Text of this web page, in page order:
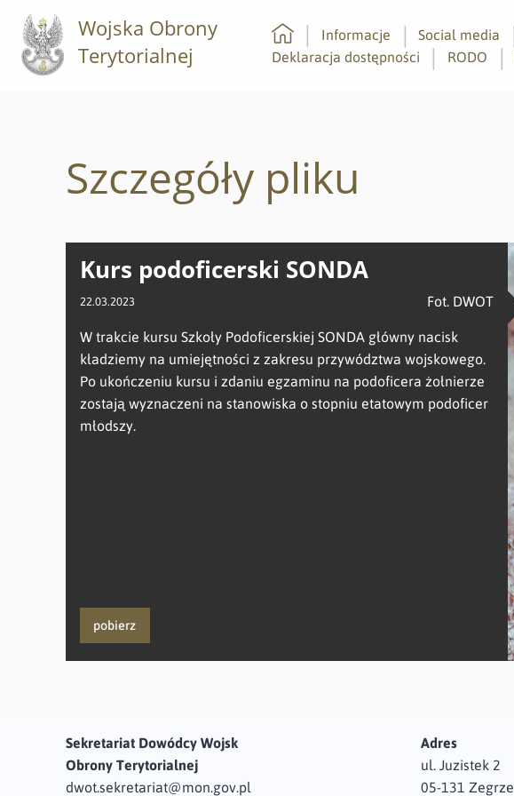
Wojska Obrony
Terytorialnej
Strona główna
Informacje Social media
Deklaracja dostępności
RODO
Szczegóły pliku
Kurs podoficerski SONDA
22.03.2023 Fot. DWOT
W trakcie kursu Szkoły Podoficerskiej SONDA główny nacisk
kładziemy na umiejętności z zakresu przywództwa wojskowego.
Po ukończeniu kursu i zdaniu egzaminu na podoficera żołnierze
zostają wyznaczeni na stanowiska o stopniu etatowym podoficer
młodszy.
pobierz
Sekretariat Dowódcy Wojsk
Obrony Terytorialnej
dwot.sekretariat@mon.gov.pl
Adres
ul. Juzistek 2
05-131 Zegrze